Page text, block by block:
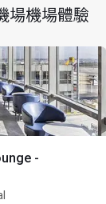
場機場體驗
-